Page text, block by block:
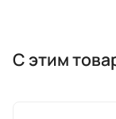
С этим